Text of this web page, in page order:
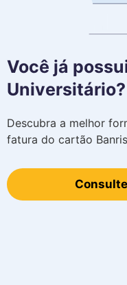
Você já
Universitário?
Descubra a melhor
fatura do cartão